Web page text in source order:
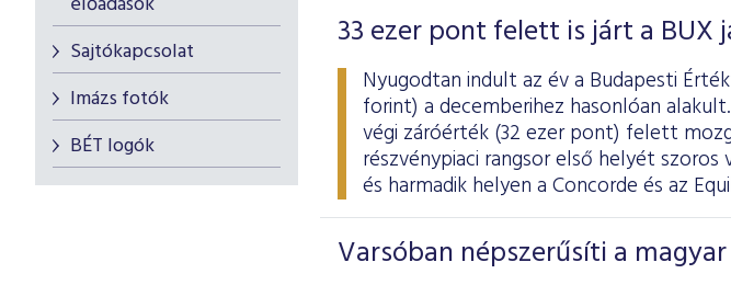
Sajtókapcsolat
Imázs fotók
BÉT logók
33 ezer pont felett is járt a BUX
Nyugodtan indult az év a Budapesti
forint) a decemberihez hasonlóan
végi záróérték (32 ezer pont) felett
részvénypiaci rangsor első helyét
és harmadik helyen a Concorde és az
Varsóban népszerűsíti a